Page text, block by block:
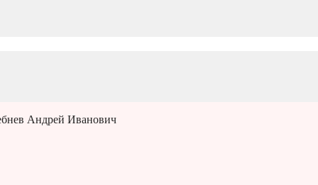
Андрей Иванович